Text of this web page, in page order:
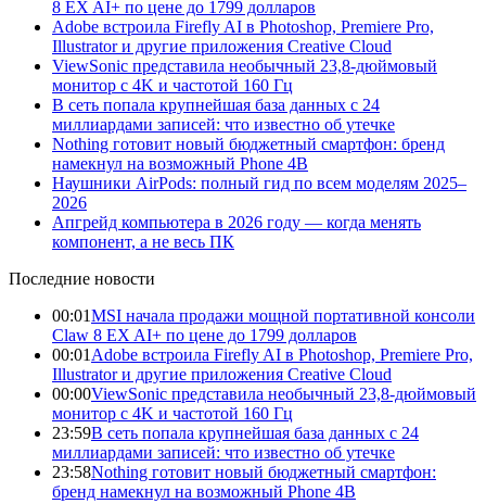
8 EX AI+ по цене до 1799 долларов
Adobe встроила Firefly AI в Photoshop, Premiere Pro,
Illustrator и другие приложения Creative Cloud
ViewSonic представила необычный 23,8-дюймовый
монитор с 4K и частотой 160 Гц
В сеть попала крупнейшая база данных с 24
миллиардами записей: что известно об утечке
Nothing готовит новый бюджетный смартфон: бренд
намекнул на возможный Phone 4B
Наушники AirPods: полный гид по всем моделям 2025–
2026
Апгрейд компьютера в 2026 году — когда менять
компонент, а не весь ПК
Последние новости
00:01MSI начала продажи мощной портативной консоли
Claw 8 EX AI+ по цене до 1799 долларов
00:01 Adobe встроила Firefly AI в Photoshop, Premiere Pro,
Illustrator и другие приложения Creative Cloud
00:00ViewSonic представила необычный 23,8-дюймовый
монитор с 4K и частотой 160 Гц
23:59В сеть попала крупнейшая база данных с 24
миллиардами записей: что известно об утечке
23:58Nothing готовит новый бюджетный смартфон:
бренд намекнул на возможный Phone 4B